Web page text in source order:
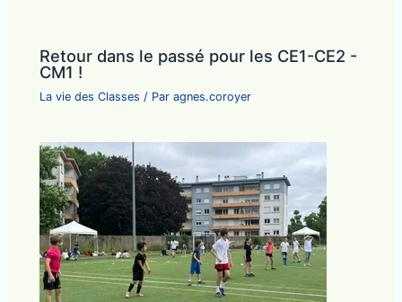
Retour dans le passé pour les CE1-CE2 -
CM1 !
La vie des Classes / Paragnes.coroyer